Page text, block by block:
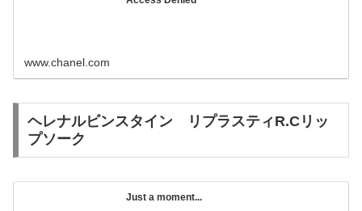
www.chanel.com
ヘレナルビンスタイン リプラスティR.Cリッ
プソーク
Just a moment...